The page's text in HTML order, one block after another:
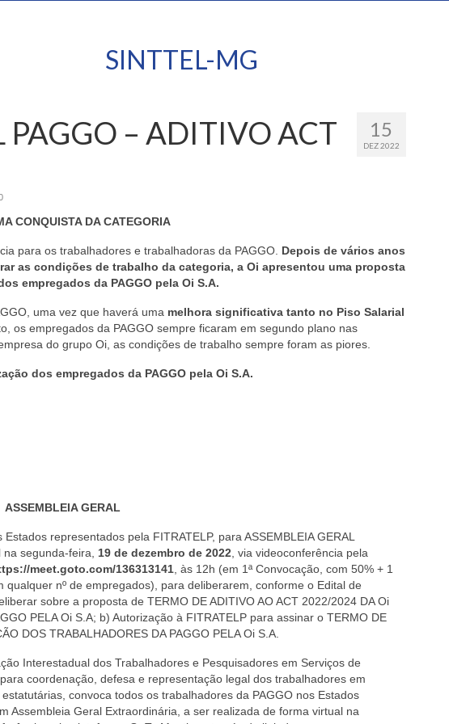
SINTTEL-MG
15
DEZ 2022
PAGGO – ADITIVO ACT
CONQUISTA DA CATEGORIA
para os trabalhadores e trabalhadoras da PAGGO. Depois de vários anos
as condições de trabalho da categoria, a Oi apresentou uma proposta
empregados da PAGGO pela Oi S.A.
uma vez que haverá uma melhora significativa tanto no Piso Salarial
os empregados da PAGGO sempre ficaram em segundo plano nas
do grupo Oi, as condições de trabalho sempre foram as piores.
dos empregados da PAGGO pela Oi S.A.
ASSEMBLEIA GERAL
representados pela FITRATELP, para ASSEMBLEIA GERAL
na segunda-feira, 19 de dezembro de 2022, via videoconferência pela
meet.goto.com/136313141, às 12h (em 1ª Convocação, com 50% + 1
qualquer nº de empregados), para deliberarem, conforme o Edital de
sobre a proposta de TERMO DE ADITIVO AO ACT 2022/2024 DA Oi
PELA Oi S.A; b) Autorização à FITRATELP para assinar o TERMO DE
DOS TRABALHADORES DA PAGGO PELA Oi S.A.
Interestadual dos Trabalhadores e Pesquisadores em Serviços de
coordenação, defesa e representação legal dos trabalhadores em
convoca todos os trabalhadores da PAGGO nos Estados
Assembleia Geral Extraordinária, a ser realizada de forma virtual na